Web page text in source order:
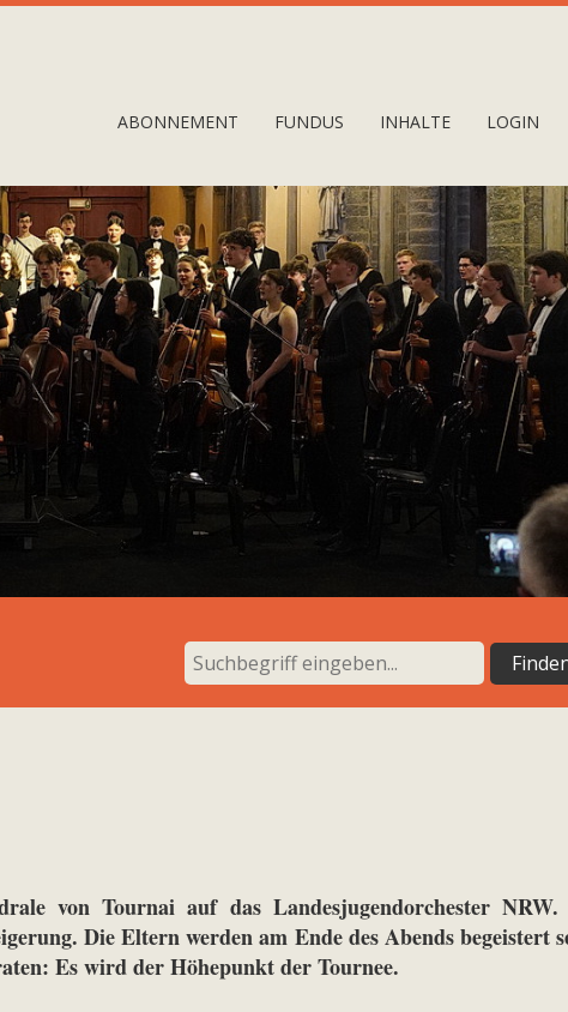
ABONNEMENT FUNDUS INHALTE LOGIN
von Tournai auf das Landesjugendorchester
Die Eltern werden am Ende des Abends begeistert
Es wird der Höhepunkt der Tournee.